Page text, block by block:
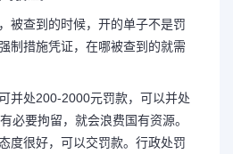
被查到的时候，开的单子不是罚
制措施凭证，在哪被查到的就需
并处200-2000元罚款，可以并处
必要拘留，就会浪费国有资源。
度很好，可以交罚款。行政处罚